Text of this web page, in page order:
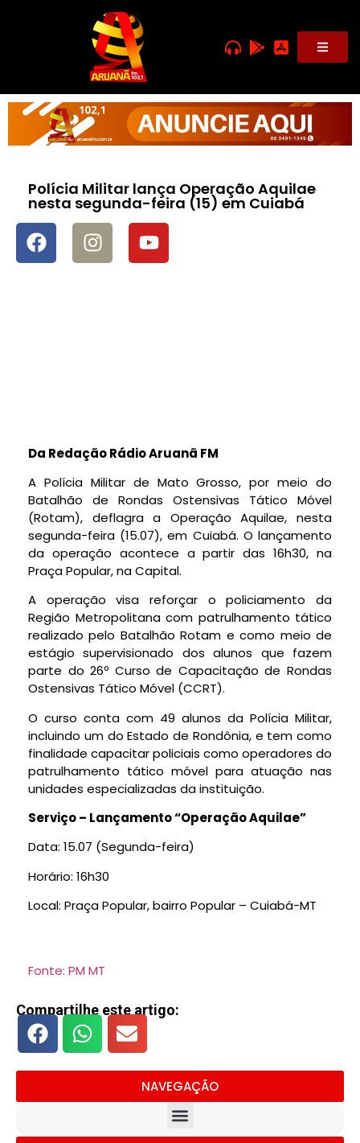
Polícia Militar lança Operação Aquilae
nesta segunda-feira (15) em Cuiabá
Da Redação Rádio Aruanã FM
A Polícia Militar de Mato Grosso, por meio do
Batalhão de Rondas Ostensivas Tático Móvel
(Rotam), deflagra a Operação Aquilae, nesta
segunda-feira (15.07), em Cuiabá. O lançamento
da operação acontece a partir das 16h30, na
Praça Popular, na Capital.
A operação visa reforçar o policiamento da
Região Metropolitana com patrulhamento tático
realizado pelo Batalhão Rotam e como meio de
estágio supervisionado dos alunos que fazem
parte do 26º Curso de Capacitação de Rondas
Ostensivas Tático Móvel (CCRT).
O curso conta com 49 alunos da Polícia Militar,
incluindo um do Estado de Rondônia, e tem como
finalidade capacitar policiais como operadores do
patrulhamento tático móvel para atuação nas
unidades especializadas da instituição.
Serviço – Lançamento “Operação Aquilae”
Data: 15.07 (Segunda-feira)
Horário: 16h30
Local: Praça Popular, bairro Popular – Cuiabá-MT
Fonte: PM MT
Compartilhe este artigo:
NAVEGAÇÃO